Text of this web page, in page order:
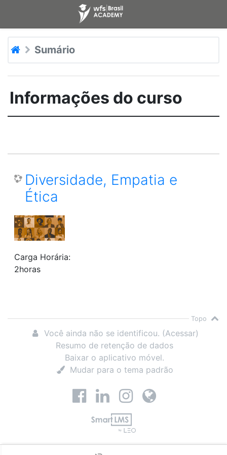
Ir para o conteúdo principal
Sumário
Informações do curso
Diversidade, Empatia e
Ética
Carga Horária:
2horas
Topo
Você ainda não se identificou. (Acessar)
Resumo de retenção de dados
Baixar o aplicativo móvel.
Mudar para o tema padrão
https://www.facebook.com/
https://www.linkedin.com/
https://
LEO by SmartLMS